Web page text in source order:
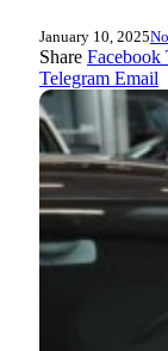
January 10, 2025
Share Facebook
Telegram Email